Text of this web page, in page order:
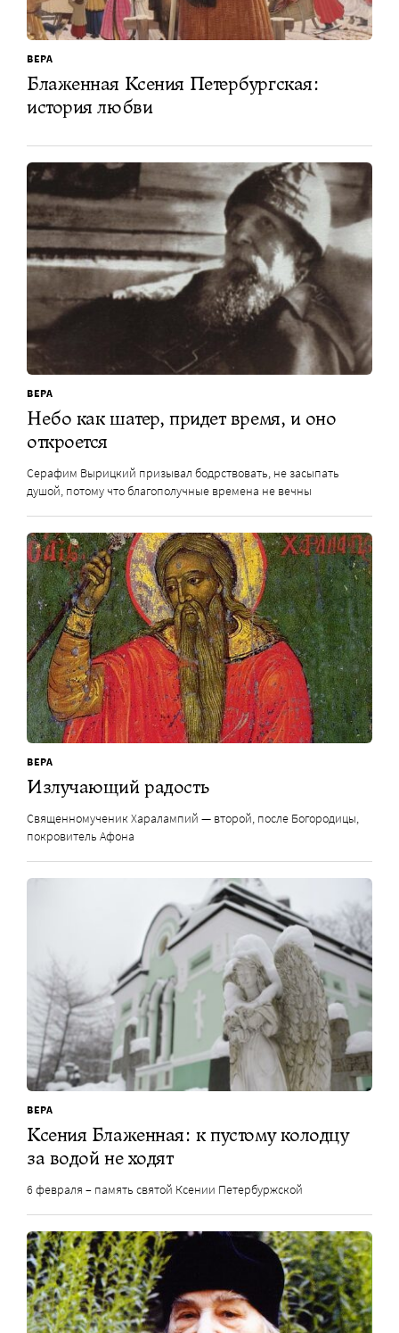
ВЕРА
Блаженная Ксения Петербургская:
история любви
ВЕРА
Небо как шатер, придет время, и оно
откроется
Серафим Вырицкий призывал бодрствовать, не засыпать
душой, потому что благополучные времена не вечны
ВЕРА
Излучающий радость
Священномученик Харалампий — второй, после Богородицы,
покровитель Афона
ВЕРА
Ксения Блаженная: к пустому колодцу
за водой не ходят
6 февраля – память святой Ксении Петербуржской